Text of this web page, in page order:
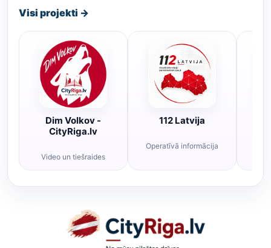
Visi projekti →
Dim Volkov -
CityRiga.lv
Video un tiešraides
112 Latvija
Operatīvā informācija